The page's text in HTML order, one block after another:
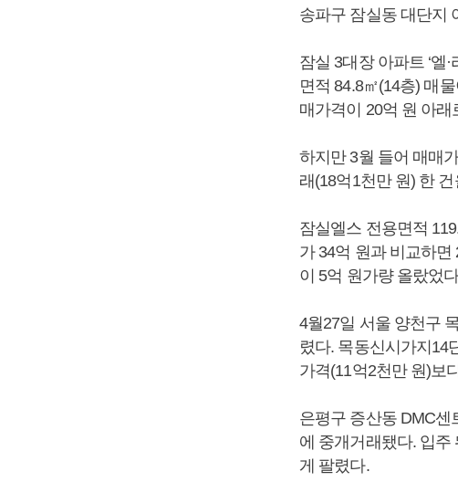
송파구 잠실동 대단지
잠실 3대장 아파트 ‘엘
면적 84.8㎡(14층) 매
매가격이 20억 원 아
하지만 3월 들어 매매
래(18억1천만 원) 한
잠실엘스 전용면적
가 34억 원과 비교하
이 5억 원가량 올랐었
4월27일 서울 양천구
렸다. 목동신시가지14
가격(11억2천만 원)보
은평구 증산동 DMC센
에 중개거래됐다. 입주
게 팔렸다.